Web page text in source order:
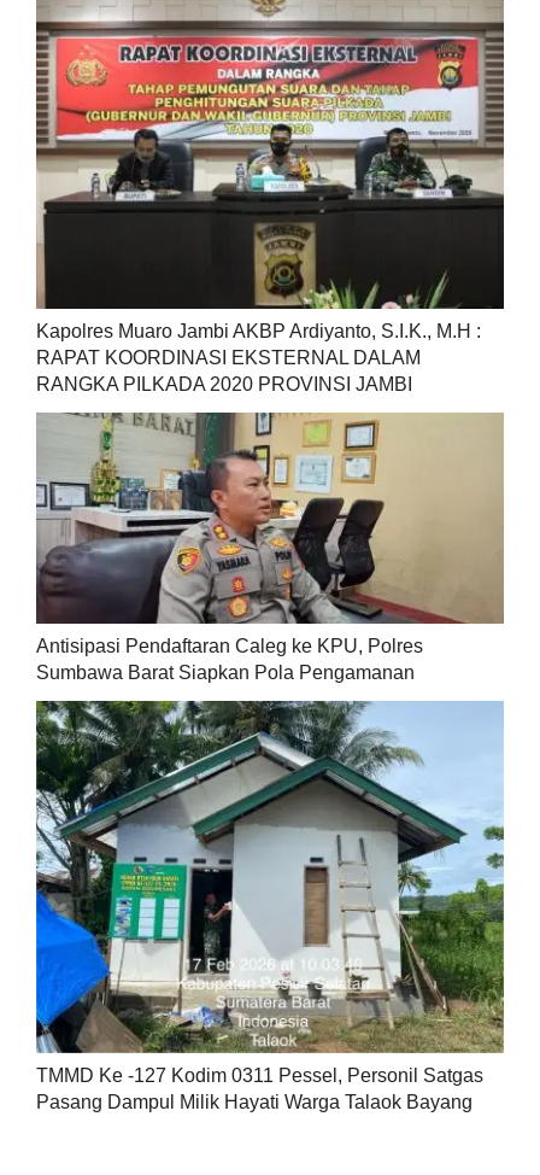
Kapolres Muaro Jambi AKBP Ardiyanto, S.I.K., M.H :
RAPAT KOORDINASI EKSTERNAL DALAM
RANGKA PILKADA 2020 PROVINSI JAMBI
Antisipasi Pendaftaran Caleg ke KPU, Polres
Sumbawa Barat Siapkan Pola Pengamanan
TMMD Ke -127 Kodim 0311 Pessel, Personil Satgas
Pasang Dampul Milik Hayati Warga Talaok Bayang